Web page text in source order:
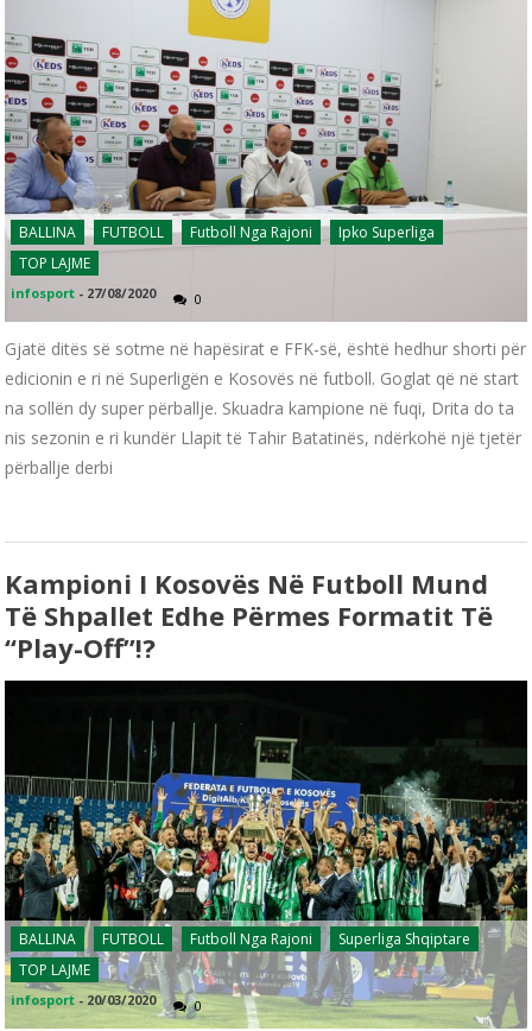
BALLINA FUTBOLL Futboll Nga Rajoni
Ipko Superliga
TOP LAJME
infosport - 27/08/2020 0
Gjatë ditës së sotme në hapësirat e FFK-së, është hedhur shorti për
edicionin e ri në Superligën e Kosovës në futboll. Goglat që në start
na sollën dy super përballje. Skuadra kampione në fuqi, Drita do ta
nis sezonin e ri kundër Llapit të Tahir Batatinës, ndërkohë një tjetër
përballje derbi
Kampioni I Kosovës Në Futboll Mund
Të Shpallet Edhe Përmes Formatit Të
“play-Off”!?
BALLINA FUTBOLL Futboll Nga Rajoni
Superliga Shqiptare
TOP LAJME
infosport - 20/03/2020 0